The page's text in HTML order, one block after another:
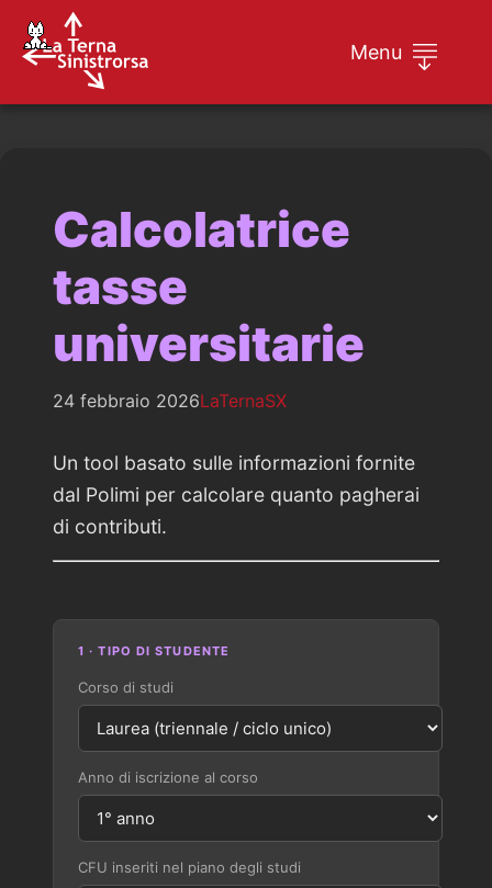
Menu
Calcolatrice tasse universitarie
Calcolatrice
tasse
universitarie
24 febbraio 2026LaTernaSX
Un tool basato sulle informazioni fornite
dal Polimi per calcolare quanto pagherai
di contributi.
1 · TIPO DI STUDENTE
Corso di studi
Anno di iscrizione al corso
CFU inseriti nel piano degli studi